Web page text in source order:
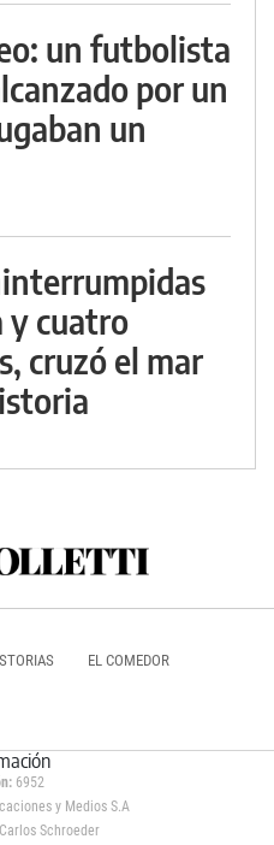
un futbolista
por un
un
y cuatro
cruzó el mar
EL COMEDOR
6952
y Medios S.A
Schroeder